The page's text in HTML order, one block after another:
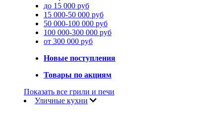
до 15 000 руб
15 000-50 000 руб
50 000-100 000 руб
100 000-300 000 руб
от 300 000 руб
Новые поступления
Товары по акциям
Показать все грили и печи
Уличные кухни